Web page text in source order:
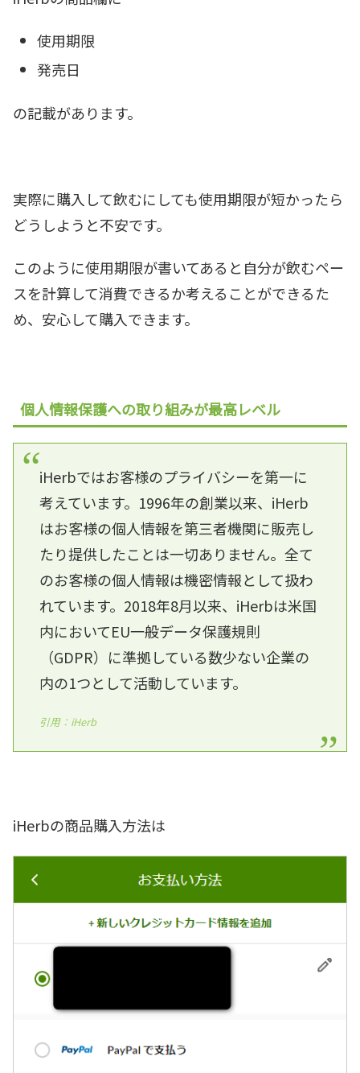
使用期限
発売日
の記載があります。
実際に購入して飲むにしても使用期限が短かったら
どうしようと不安です。
このように使用期限が書いてあると自分が飲むペー
スを計算して消費できるか考えることができるた
め、安心して購入できます。
個人情報保護への取り組みが最高レベル
iHerbではお客様のプライバシーを第一に
考えています。1996年の創業以来、iHerb
はお客様の個人情報を第三者機関に販売し
たり提供したことは一切ありません。全て
のお客様の個人情報は機密情報として扱わ
れています。2018年8月以来、iHerbは米国
内においてEU一般データ保護規則
（GDPR）に準拠している数少ない企業の
内の1つとして活動しています。
引用：iHerb
iHerbの商品購入方法は